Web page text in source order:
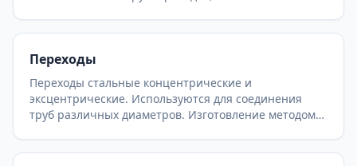
Госгортехнадзора на предприятиях химической и
Переходы
Переходы стальные концентрические и
эксцентрические. Используются для соединения
труб различных диаметров. Изготовление методом